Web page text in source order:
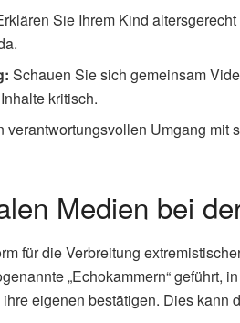
Sie Ihrem Kind
Schauen Sie sich gemeinsam
kritisch.
verantwortungsvollen Umgang mit
Medien bei
für die Verbreitung
„Echokammern“ geführt,
eigenen bestätigen. Dies kann